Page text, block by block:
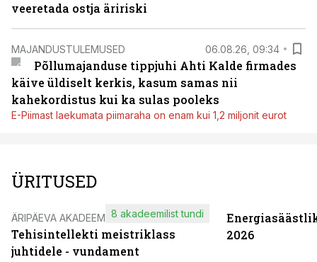
veeretada ostja äririski
MAJANDUSTULEMUSED 06.08.26, 09:34
Põllumajanduse tippjuhi Ahti Kalde firmades
käive üldiselt kerkis, kasum samas nii
kahekordistus kui ka sulas pooleks
E-Piimast laekumata piimaraha on enam kui 1,2 miljonit eurot
ÜRITUSED
ÄRIPÄEVA AKADEEMIA
Tehisintellekti meistriklass
juhtidele - vundament
8 akadeemilist tundi
2026